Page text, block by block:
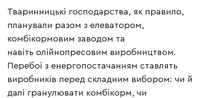
Тваринницькі господарства, як правило,
планували разом з елеватором,
комбікормовим заводом та
навіть олійнопресовим виробництвом.
Перебої з енергопостачанням ставлять
виробників перед складним вибором: чи й
далі гранулювати комбікорм, чи